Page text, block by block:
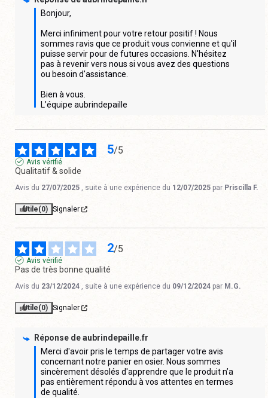
Bonjour,
Merci infiniment pour votre retour positif ! Nous
sommes ravis que ce produit vous convienne et qu'il
puisse servir pour de futures occasions. N'hésitez
pas à revenir vers nous si vous avez des questions
ou besoin d'assistance.
Bien à vous.
L’équipe aubrindepaille
5/5
Avis vérifié
Qualitatif & solide
Avis du 27/07/2025 , suite à une expérience du 12/07/2025 par Priscilla F.
Utile(0) Signaler
2/5
Avis vérifié
Pas de très bonne qualité
Avis du 23/12/2024 , suite à une expérience du 09/12/2024 par M.G.
Utile(0) Signaler
Réponse deaubrindepaille.fr
Merci d'avoir pris le temps de partager votre avis
concernant notre panier en osier. Nous sommes
sincèrement désolés d'apprendre que le produit n’a
pas entièrement répondu à vos attentes en termes
de qualité.